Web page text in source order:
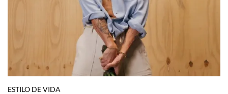
ESTILO DE VIDA